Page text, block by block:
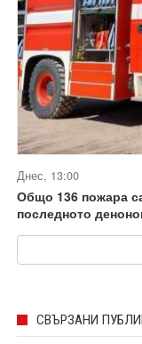
Днес, 13:00
Общо 136 пожара
последното
СВЪРЗАНИ